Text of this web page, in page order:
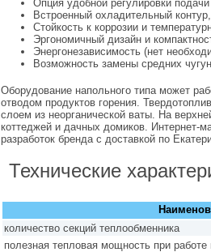
Опция удобной регулировки
Встроенный охладительный
Стойкость к коррозии и
Эргономичный дизайн и
Энергонезависимость (нет
Возможность замены средних
Оборудование напольного типа может
отводом продуктов горения.
слоем из неорганической ваты. На
коттеджей и дачных домиков. Интернет-
разработок бренда с доставкой по
Технические
количество секций теплообменника
полезная тепловая мощность при работе